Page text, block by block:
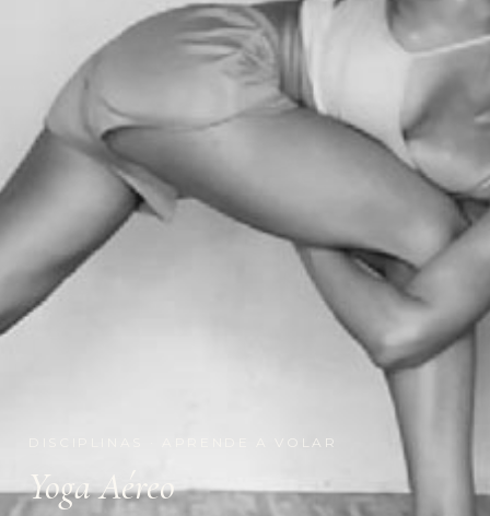
DISCIPLINAS · APRENDE A VOLAR
Yoga Aéreo